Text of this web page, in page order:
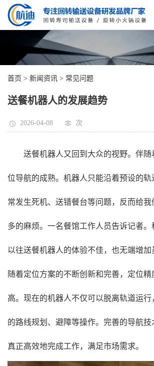
首页 > 新闻资讯 > 常见问题
送餐机器人的发展趋势
2026-04-08 次
送餐机器人又回到大众的视野。伴随
位导航的成熟。机器人只能沿着预设的
常发生死机、送错餐台等问题，反而给我
多的麻烦。一名餐馆工作人员告诉记者
以往送餐机器人的体验不佳，也无端增加
随着定位方案的不断创新和完善，定位
高。现在的机器人不仅可以脱离轨道运
的路线规划、避障等操作。完善的导航
真正高效地完成工作，满足市场需求。